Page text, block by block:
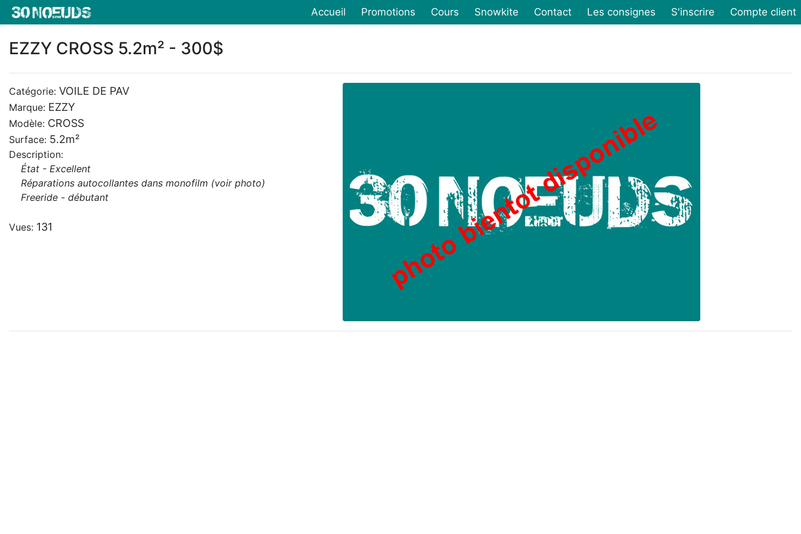
Accueil Promotions Cours Snowkite Contact Les consignes S'inscrire Compte client
EZZY CROSS 5.2m² - 300$
Catégorie: VOILE DE PAV
Marque: EZZY
Modèle: CROSS
Surface: 5.2m²
Description:
État - Excellent
Réparations autocollantes dans monofilm (voir photo)
Freeride - débutant
Vues: 131